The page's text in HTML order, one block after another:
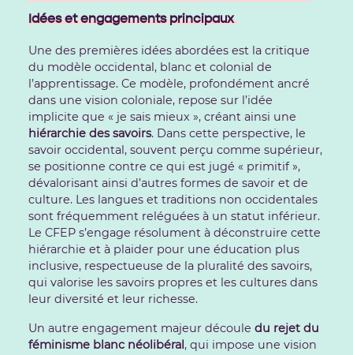
Idées et engagements principaux
Une des premières idées abordées est la critique
du modèle occidental, blanc et colonial de
l’apprentissage. Ce modèle, profondément ancré
dans une vision coloniale, repose sur l’idée
implicite que « je sais mieux », créant ainsi une
hiérarchie des savoirs. Dans cette perspective, le
savoir occidental, souvent perçu comme supérieur,
se positionne contre ce qui est jugé « primitif »,
dévalorisant ainsi d’autres formes de savoir et de
culture. Les langues et traditions non occidentales
sont fréquemment reléguées à un statut inférieur.
Le CFEP s’engage résolument à déconstruire cette
hiérarchie et à plaider pour une éducation plus
inclusive, respectueuse de la pluralité des savoirs,
qui valorise les savoirs propres et les cultures dans
leur diversité et leur richesse.
Un autre engagement majeur découle du rejet du
féminisme blanc néolibéral, qui impose une vision